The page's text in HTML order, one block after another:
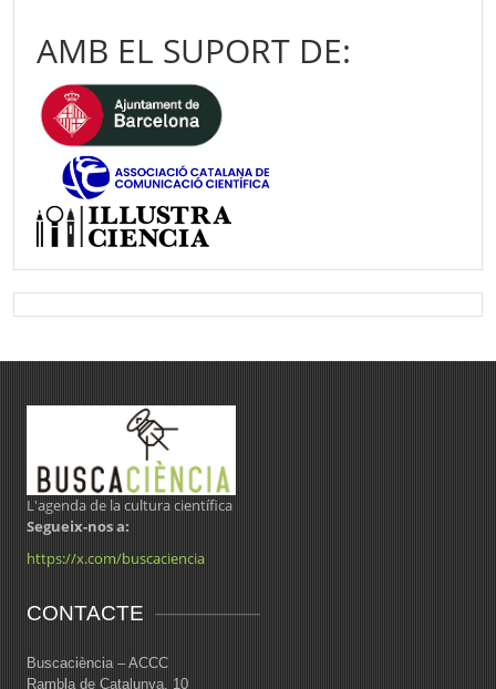
AMB EL SUPORT DE:
L'agenda de la cultura científica
Segueix-nos a:
https://x.com/buscaciencia
CONTACTE
Buscaciència – ACCC
Rambla de Catalunya, 10